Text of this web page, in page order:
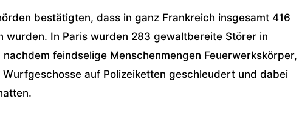
bestätigten, dass in ganz Frankreich insgesamt 416
wurden. In Paris wurden 283 gewaltbereite Störer in
feindselige Menschenmengen Feuerwerkskörper,
auf Polizeiketten geschleudert und dabei